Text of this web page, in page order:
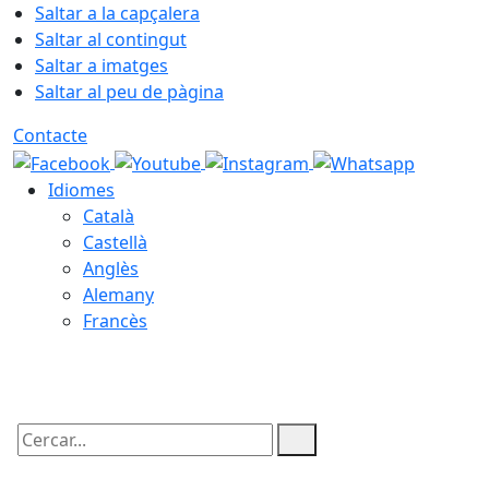
Saltar a la capçalera
Saltar al contingut
Saltar a imatges
Saltar al peu de pàgina
Contacte
Idiomes
Català
Castellà
Anglès
Alemany
Francès
Cercar: